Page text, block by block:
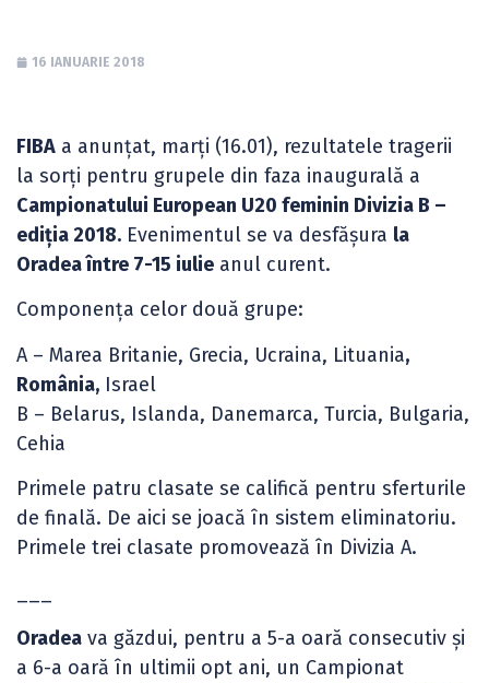
16 IANUARIE 2018
FIBA a anunțat, marți (16.01), rezultatele tragerii
la sorți pentru grupele din faza inaugurală a
Campionatului European U20 feminin Divizia B –
ediția 2018. Evenimentul se va desfășura la
Oradea între 7-15 iulie anul curent.
Componența celor două grupe:
A – Marea Britanie, Grecia, Ucraina, Lituania,
România, Israel
B – Belarus, Islanda, Danemarca, Turcia, Bulgaria,
Cehia
Primele patru clasate se califică pentru sferturile
de finală. De aici se joacă în sistem eliminatoriu.
Primele trei clasate promovează în Divizia A.
Oradea va găzdui, pentru a 5-a oară consecutiv și
a 6-a oară în ultimii opt ani, un Campionat